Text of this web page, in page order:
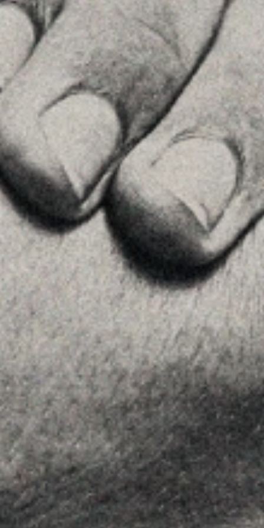
Ver en Google Maps
Príncipe de Vergara, 108 , 5ª planta
28002 , Madrid
+34 915759925
Ver en Google Maps
MENU
Home
La Firma
Equipo
Asesoramiento
Insights
Contactar
SÍGUENOS
Linkedin
Instagram
Youtube
Allyon — Barcelona, Spain
Copyrights © 2026 AVISO LEGAL ·
POLÍTICA DE COOKIES POLÍTICA DE PRIVACIDAD